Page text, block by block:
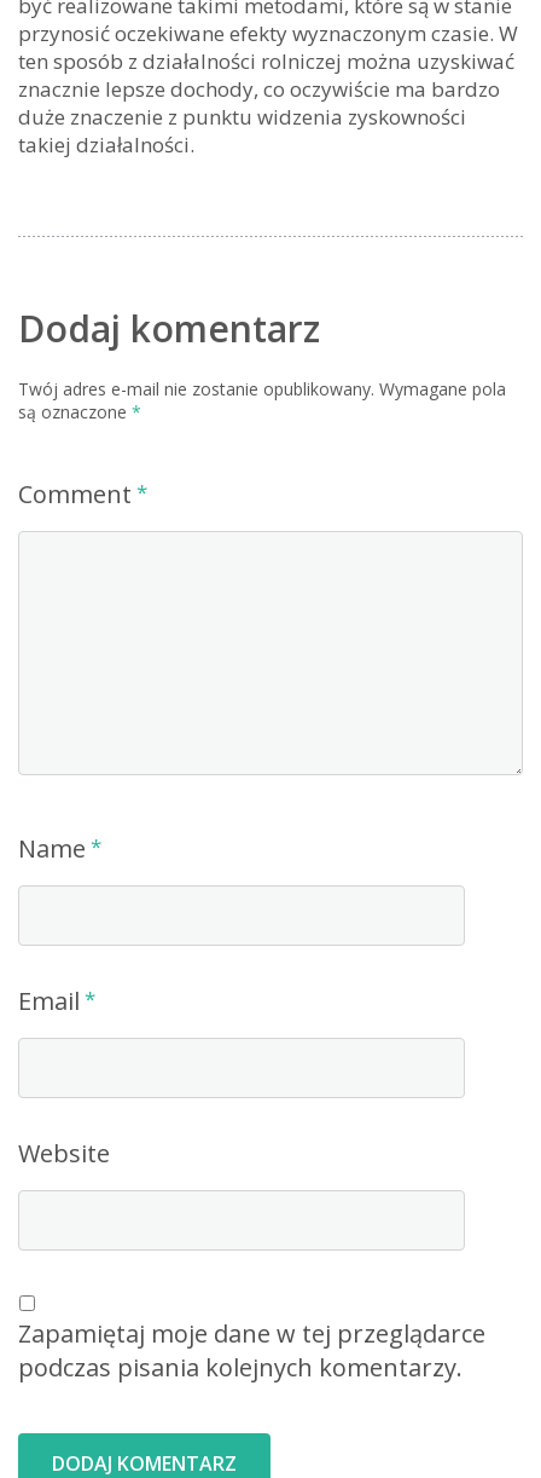
przynosić oczekiwane efekty wyznaczonym czasie. W
ten sposób z działalności rolniczej można uzyskiwać
znacznie lepsze dochody, co oczywiście ma bardzo
duże znaczenie z punktu widzenia zyskowności
takiej działalności.
Dodaj komentarz
Twój adres e-mail nie zostanie opublikowany. Wymagane pola
są oznaczone *
Comment *
Name *
Email *
Website
Zapamiętaj moje dane w tej przeglądarce
podczas pisania kolejnych komentarzy.